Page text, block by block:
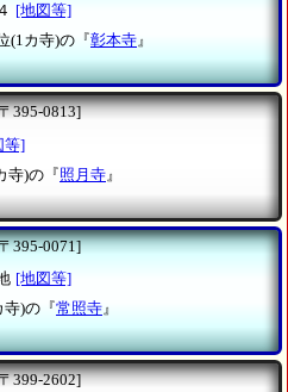
[地図等]
(1カ寺)の『彰本寺』
395-0813]
等]
寺)の『照月寺 』
395-0071]
[地図等]
寺)の『常照寺 』
399-2602]